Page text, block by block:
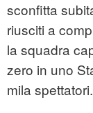
sconfitta
riusciti a
la squadra
zero in uno
mila spettatori.